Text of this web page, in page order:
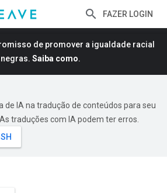
FAZER LOGIN
de promover a igualdade racial
Saiba como.
de IA na tradução de conteúdos para seu
traduções com IA podem ter erros.